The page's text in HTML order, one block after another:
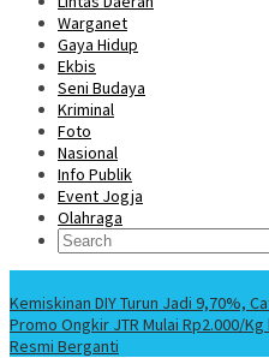
Warganet
Gaya Hidup
Ekbis
Seni Budaya
Kriminal
Foto
Nasional
Info Publik
Event Jogja
Olahraga
Kemiskinan DIY Turun Jadi 9,70%,
Promo Ongkir JTR Mulai Rp2.000/
Resmi Berganti